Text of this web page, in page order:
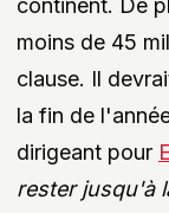
continent. De
moins de 45
clause. Il
la fin de
dirigeant pour
rester jusqu'à